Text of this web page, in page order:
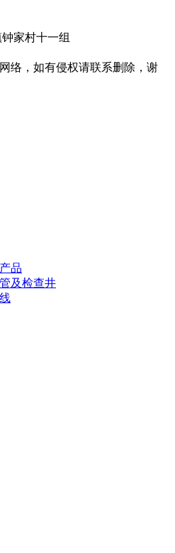
家村十一组
络，如有侵权请联系删除，谢
品
及检查井